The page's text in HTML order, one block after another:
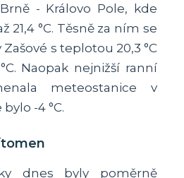
- Královo Pole, kde
21,4 °C. Těsně za ním se
s teplotou 20,3 °C
Naopak nejnižší ranní
meteostanice v
-4 °C.
dnes byly poměrně